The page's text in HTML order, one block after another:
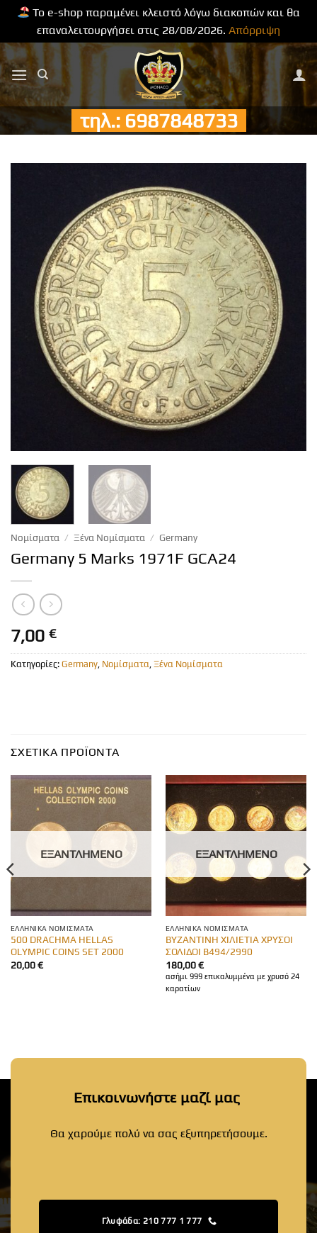
Το e-shop παραμένει κλειστό λόγω διακοπών και θα
επαναλειτουργήσει στις 28/08/2026. Απόρριψη
Μετάβαση
στο
περιεχόμενο
τηλ.: 6987848733
Νομίσματα / Ξένα Νομίσματα / Germany
Germany 5 Marks 1971F GCA24
7,00 €
Κατηγορίες: Germany Νομίσματα Ξένα Νομίσματα
ΣΧΕΤΙΚΆ ΠΡΟΪΌΝΤΑ
ΕΞΑΝΤΛΗΜΈΝΟ
ΕΛΛΗΝΙΚΆ ΝΟΜΊΣΜΑΤΑ
500 DRACHMA HELLAS
OLYMPIC COINS SET 2000
20,00€
ΕΞΑΝΤΛΗΜΈΝΟ
ΕΛΛΗΝΙΚΆ ΝΟΜΊΣΜΑΤΑ
ΒΥΖΑΝΤΙΝΗ ΧΙΛΙΕΤΙΑ ΧΡΥΣΟΙ
ΣΟΛΙΔΟΙ Β494/2990
180,00€
ασήμι 999 επικαλυμμένα με χρυσό 24
καρατίων
Επικοινωνήστε μαζί μας
Θα χαρούμε πολύ να σας εξυπηρετήσουμε.
Γλυφάδα: 210 777 1 777